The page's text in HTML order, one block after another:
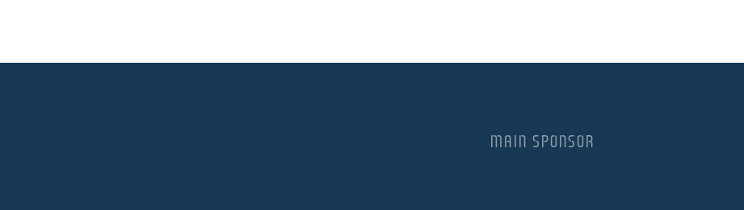
MAIN SPONSOR